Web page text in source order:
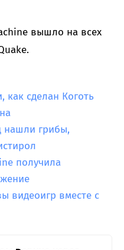
вышло на всех
как сделан Коготь
нашли грибы,
получила
видеоигр вместе с